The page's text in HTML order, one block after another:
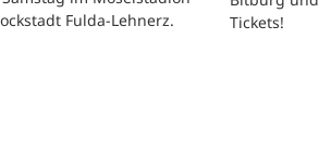
Fulda-Lehnerz.
Tickets!